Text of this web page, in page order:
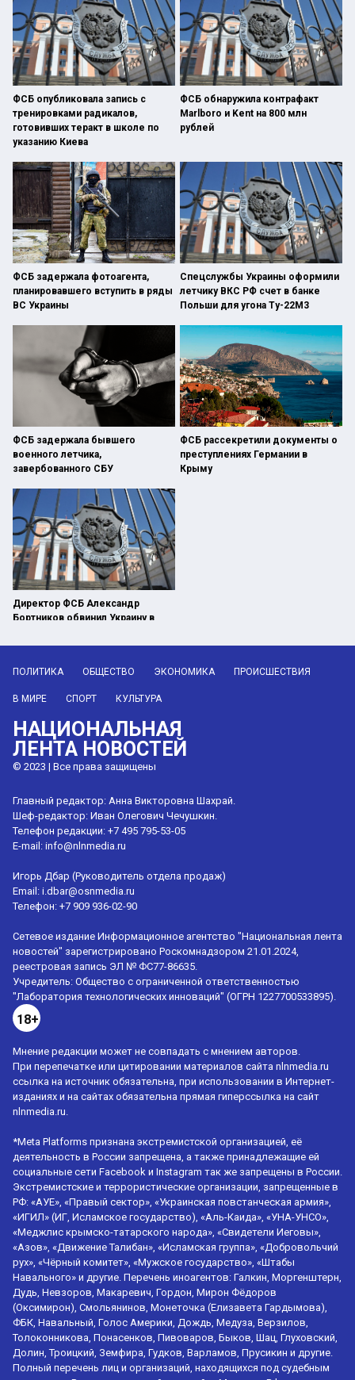
ФСБ опубликовала запись с
тренировками радикалов,
готовивших теракт в школе по
указанию Киева
ФСБ обнаружила контрафакт
Marlboro и Kent на 800 млн
рублей
ФСБ задержала фотоагента,
планировавшего вступить в ряды
ВС Украины
Спецслужбы Украины оформили
летчику ВКС РФ счет в банке
Польши для угона Ту-22М3
ФСБ задержала бывшего
военного летчика,
завербованного СБУ
ФСБ рассекретили документы о
преступлениях Германии в
Крыму
Директор ФСБ Александр
Бортников обвинил Украину в
ПОЛИТИКА ОБЩЕСТВО ЭКОНОМИКА ПРОИСШЕСТВИЯ
В МИРЕ СПОРТ КУЛЬТУРА
НАЦИОНАЛЬНАЯ
ЛЕНТА НОВОСТЕЙ
© 2023 | Все права защищены
Главный редактор: Анна Викторовна Шахрай.
Шеф-редактор: Иван Олегович Чечушкин.
Телефон редакции: +7 495 795-53-05
E-mail: info@nlnmedia.ru
Игорь Дбар (Руководитель отдела продаж)
Email: i.dbar@osnmedia.ru
Телефон: +7 909 936-02-90
Сетевое издание Информационное агентство "Национальная лента
новостей" зарегистрировано Роскомнадзором 21.01.2024,
реестровая запись ЭЛ № ФС77-86635.
Учредитель: Общество с ограниченной ответственностью
"Лаборатория технологических инноваций" (ОГРН 1227700533895).
18+
Мнение редакции может не совпадать с мнением авторов.
При перепечатке или цитировании материалов сайта nlnmedia.ru
ссылка на источник обязательна, при использовании в Интернет-
изданиях и на сайтах обязательна прямая гиперссылка на сайт
nlnmedia.ru.
*Meta Platforms признана экстремистской организацией, её
деятельность в России запрещена, а также принадлежащие ей
социальные сети Facebook и Instagram так же запрещены в России.
Экстремистские и террористические организации, запрещенные в
РФ: «АУЕ», «Правый сектор», «Украинская повстанческая армия»,
«ИГИЛ» (ИГ, Исламское государство), «Аль-Каида», «УНА-УНСО»,
«Меджлис крымско-татарского народа», «Свидетели Иеговы»,
«Азов», «Движение Талибан», «Исламская группа», «Добровольчий
рух», «Чёрный комитет», «Мужское государство», «Штабы
Навального» и другие. Перечень иноагентов: Галкин, Моргенштерн,
Дудь, Невзоров, Макаревич, Гордон, Мирон Фёдоров
(Оксимирон), Смольянинов, Монеточка (Елизавета Гардымова),
ФБК, Навальный, Голос Америки, Дождь, Медуза, Верзилов,
Толоконникова, Понасенков, Пивоваров, Быков, Шац, Глуховский,
Долин, Троицкий, Земфира, Гудков, Варламов, Прусикин и другие.
Полный перечень лиц и организаций, находящихся под судебным